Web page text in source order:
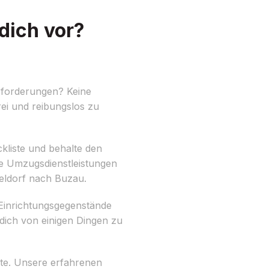
vor?
Keine
und reibungslos zu
und behalte den
nach Buzau.
von einigen Dingen zu
Unsere erfahrenen